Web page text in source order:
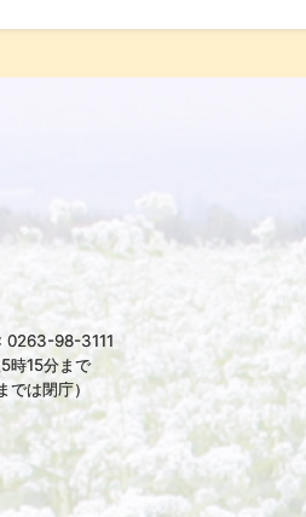
0263-98-3111
時15分まで
は閉庁）